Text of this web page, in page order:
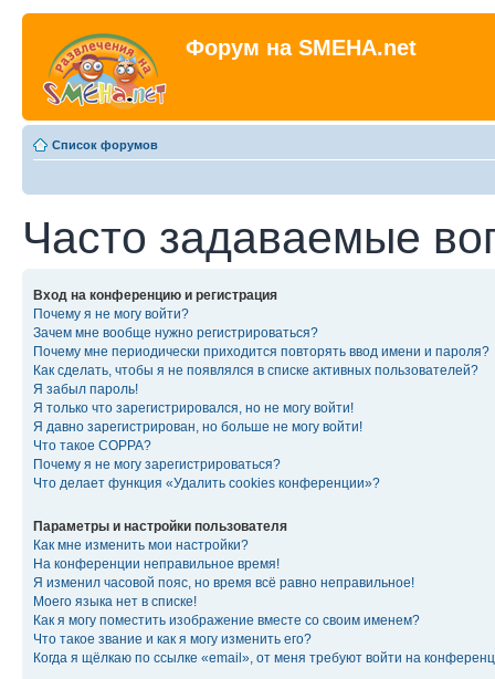
Форум на SMEHA.net
Список форумов
Часто задаваемые
Вход на конференцию и регистрация
Почему я не могу войти?
Зачем мне вообще нужно регистрироваться?
Почему мне периодически приходится повторять ввод имени и пароля?
Как сделать, чтобы я не появлялся в списке активных пользователей?
Я забыл пароль!
Я только что зарегистрировался, но не могу войти!
Я давно зарегистрирован, но больше не могу войти!
Что такое COPPA?
Почему я не могу зарегистрироваться?
Что делает функция «Удалить cookies конференции»?
Параметры и настройки пользователя
Как мне изменить мои настройки?
На конференции неправильное время!
Я изменил часовой пояс, но время всё равно неправильное!
Моего языка нет в списке!
Как я могу поместить изображение вместе со своим именем?
Что такое звание и как я могу изменить его?
Когда я щёлкаю по ссылке «email», от меня требуют войти на